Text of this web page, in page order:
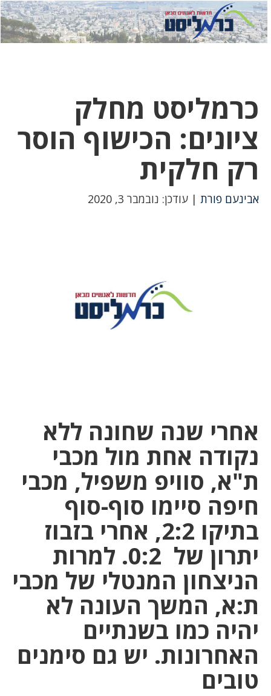
לחץ
כאן
לחץ
כדי
כרמליסט מחלק
ציונים: הכישוף הוסר
רק חלקית
אבינעם פורת | עודכן: נובמבר 3, 2020
אחרי שנה שחונה ללא
נקודה אחת מול מכבי
ת"א, סוויפ משפיל, מכבי
חיפה סיימו סוף-סוף
בתיקו 2:2, אחרי בזבוז
יתרון של 0:2. למרות
הניצחון המנטלי של מכבי
ת:א, המשך העונה לא
יהיה כמו בשנתיים
האחרונות. יש גם סימנים
טובים